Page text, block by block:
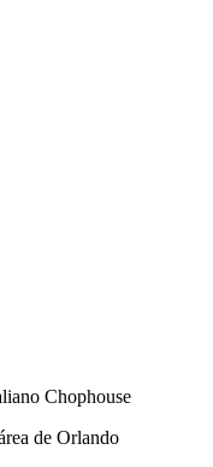
Chophouse
de Orlando